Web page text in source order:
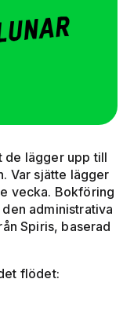
de lägger upp till
Var sjätte lägger
vecka. Bokföring
administrativa
Spiris, baserad
flödet: